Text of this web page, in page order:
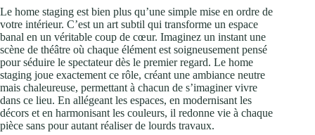
Le home staging est bien plus qu’une simple mise en ordre de
votre intérieur. C’est un art subtil qui transforme un espace
banal en un véritable coup de cœur. Imaginez un instant une
scène de théâtre où chaque élément est soigneusement pensé
pour séduire le spectateur dès le premier regard. Le home
staging joue exactement ce rôle, créant une ambiance neutre
mais chaleureuse, permettant à chacun de s’imaginer vivre
dans ce lieu. En allégeant les espaces, en modernisant les
décors et en harmonisant les couleurs, il redonne vie à chaque
pièce sans pour autant réaliser de lourds travaux.